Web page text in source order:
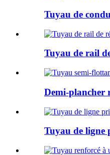
Tuyau de
Tuyau de rail
Demi-plancher
Tuyau de ligne